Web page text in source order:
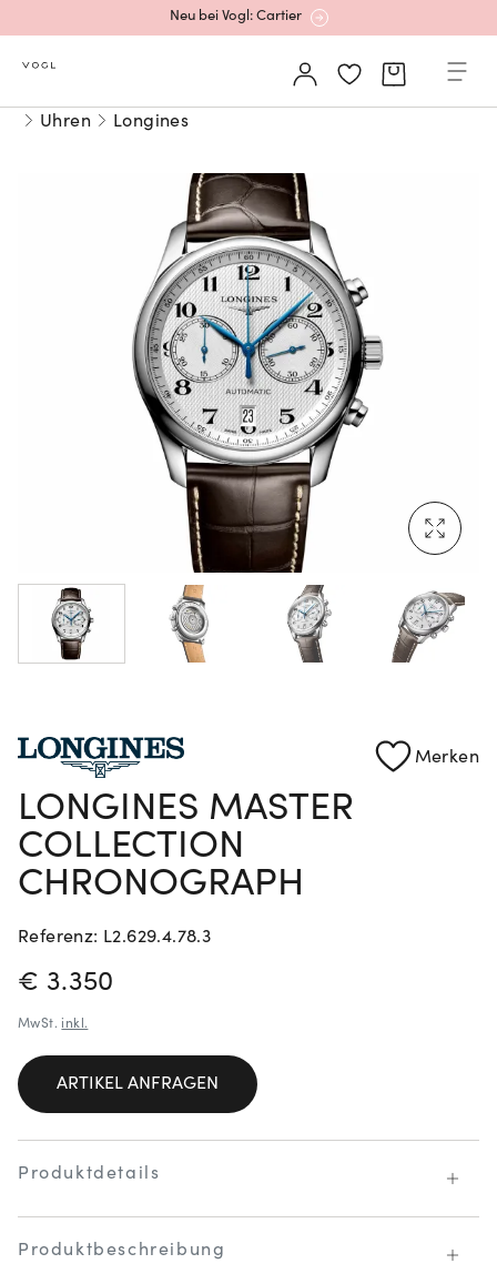
Neu bei Vogl: Cartier
Mehr erfahren: Ikonische Uhren von Cartier
Rolex Certified Pre-Owned entdecken
Neu bei Vogl: Uhren von Grand Seiko
Neu bei Vogl: Cartier
Mehr erfahren: Ikonische Uhren von Cartier
Rolex Certified Pre-Owned entdecken
Uhren Longines
Merken
LONGINES MASTER
COLLECTION
CHRONOGRAPH
Referenz: L2.629.4.78.3
PREISINFORMATIONEN
€ 3.350
MwSt. inkl.
ARTIKEL ANFRAGEN
Produktdetails
Produktbeschreibung